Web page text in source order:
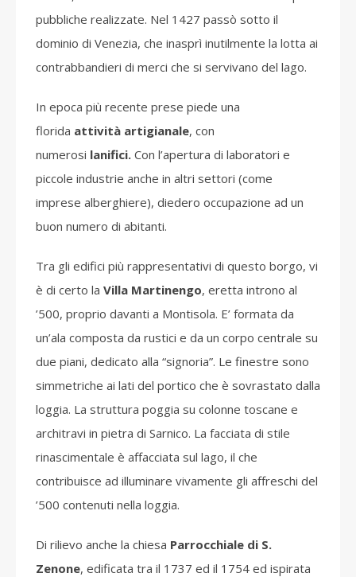
pubbliche realizzate. Nel 1427 passò sotto il
dominio di Venezia, che inasprì inutilmente la lotta ai
contrabbandieri di merci che si servivano del lago.
In epoca più recente prese piede una
florida attività artigianale, con
numerosi lanifici. Con l’apertura di laboratori e
piccole industrie anche in altri settori (come
imprese alberghiere), diedero occupazione ad un
buon numero di abitanti.
Tra gli edifici più rappresentativi di questo borgo, vi
è di certo la Villa Martinengo, eretta introno al
’500, proprio davanti a Montisola. E’ formata da
un’ala composta da rustici e da un corpo centrale su
due piani, dedicato alla “signoria”. Le finestre sono
simmetriche ai lati del portico che è sovrastato dalla
loggia. La struttura poggia su colonne toscane e
architravi in pietra di Sarnico. La facciata di stile
rinascimentale è affacciata sul lago, il che
contribuisce ad illuminare vivamente gli affreschi del
’500 contenuti nella loggia.
Di rilievo anche la chiesa Parrocchiale di S.
Zenone, edificata tra il 1737 ed il 1754 ed ispirata